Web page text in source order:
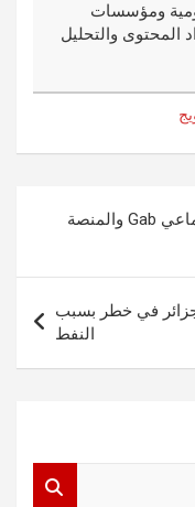
ومؤسسات
المحتوى والتحليل
ترامب يلجأ إلى منصة التواصل الاجتماعي Gab والمنصة
في خطر بسبب
النفط